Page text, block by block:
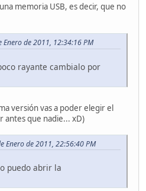
memoria USB, es decir, que no
de 2011, 12:34:16 PM
rayante cambialo por
versión vas a poder elegir el
antes que nadie... xD)
Enero de 2011, 22:56:40 PM
puedo abrir la